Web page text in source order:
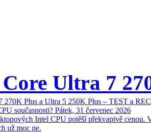
Ultra 7
270K Plus a Ultra 5 250K Plus – TEST a
současnosti? Pátek, 31 červenec 2026
Intel CPU potěší překvapivě cenou.
už moc ne.